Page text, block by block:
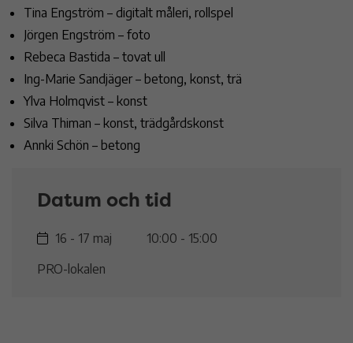
Tina Engström – digitalt måleri, rollspel
Jörgen Engström – foto
Rebeca Bastida – tovat ull
Ing-Marie Sandjäger – betong, konst, trä
Ylva Holmqvist – konst
Silva Thiman – konst, trädgårdskonst
Annki Schön – betong
Datum och tid
16 - 17 maj
10:00 - 15:00
PRO-lokalen